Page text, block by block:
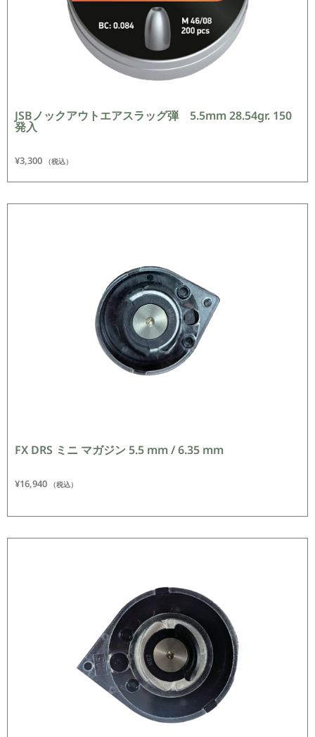
JSBノックアウトエアスラッグ弾 5.5mm 28.54gr. 150
発入
¥3,300 （税込）
FX DRS ミニ マガジン 5.5 mm / 6.35 mm
¥16,940 （税込）